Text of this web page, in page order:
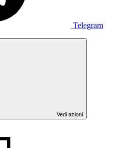
Telegram
Vedi azioni